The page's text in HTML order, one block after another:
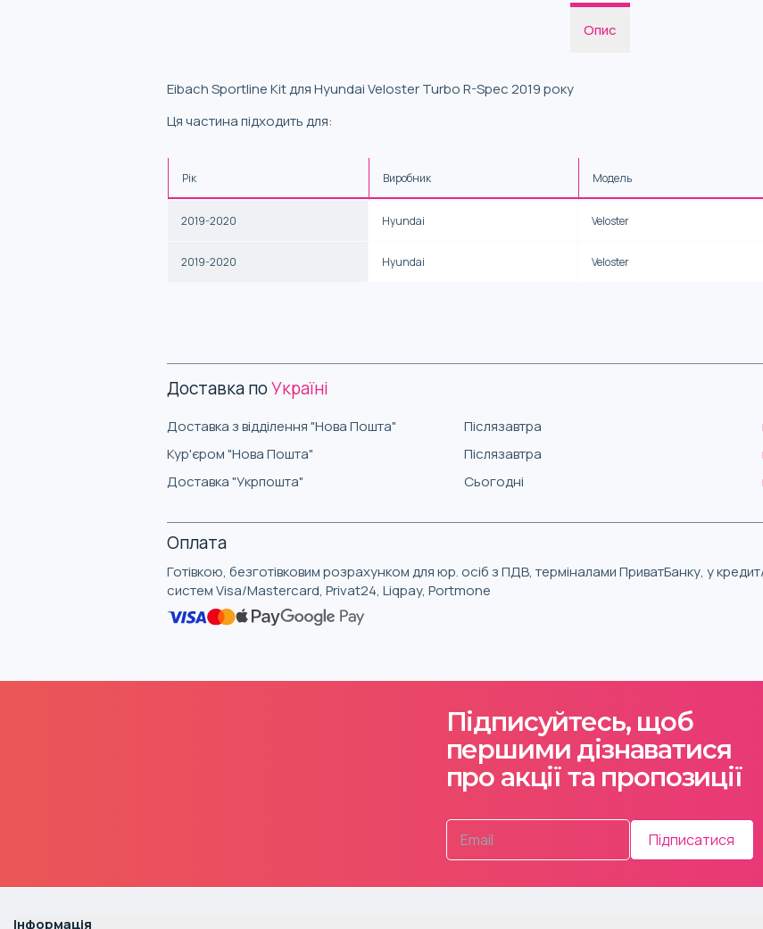
Опис
Eibach Sportline Kit для Hyundai Veloster Turbo R-Spec 2019 року
Ця частина підходить для:
Рік Виробник Модель
2019-2020 Hyundai Veloster
2019-2020 Hyundai Veloster
Доставка поУкраїні
Доставка з відділення "Нова Пошта" Післязавтра
Кур'єром "Нова Пошта"
Післязавтра
Доставка "Укрпошта"
Сьогодні
Оплата
Готівкою, безготівковим розрахунком для юр. осіб з ПДВ, терміналами ПриватБанку, у
систем Visa/Mastercard, Privat24, Liqpay, Portmone
Підписуйтесь, щоб
першими дізнаватися
про акції та пропозиції
Підписатися
Інформація